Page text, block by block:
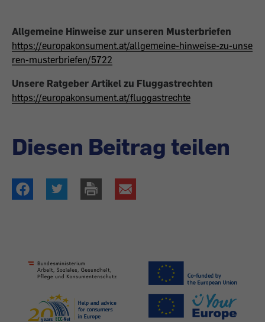
Allgemeine Hinweise zur unseren Musterbriefen
https://europakonsument.at/allgemeine-hinweise-zu-unse
ren-musterbriefen/5722
Unsere Ratgeber Artikel zu Fluggastrechten
https://europakonsument.at/fluggastrechte
Diesen Beitrag teilen